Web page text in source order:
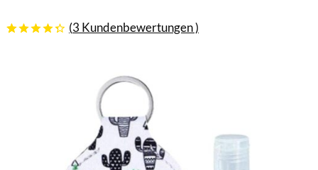
Kundenbewertungen
(3 Kundenbewertungen )